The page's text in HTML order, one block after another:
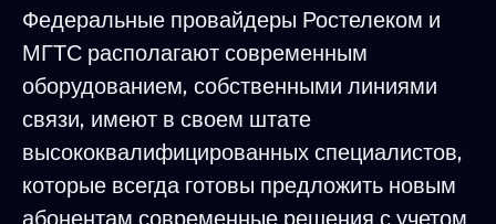
Федеральные провайдеры Ростелеком и
МГТС располагают современным
оборудованием, собственными линиями
связи, имеют в своем штате
высококвалифицированных специалистов,
которые всегда готовы предложить новым
абонентам современные решения с учетом